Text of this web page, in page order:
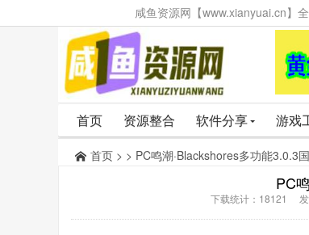
咸鱼资源网【www.xianyuai.cn】
首页 资源整合 软件分享 游戏
首页 > > PC鸣潮·Blackshores多功能3.0.3
PC
下载统计：18121